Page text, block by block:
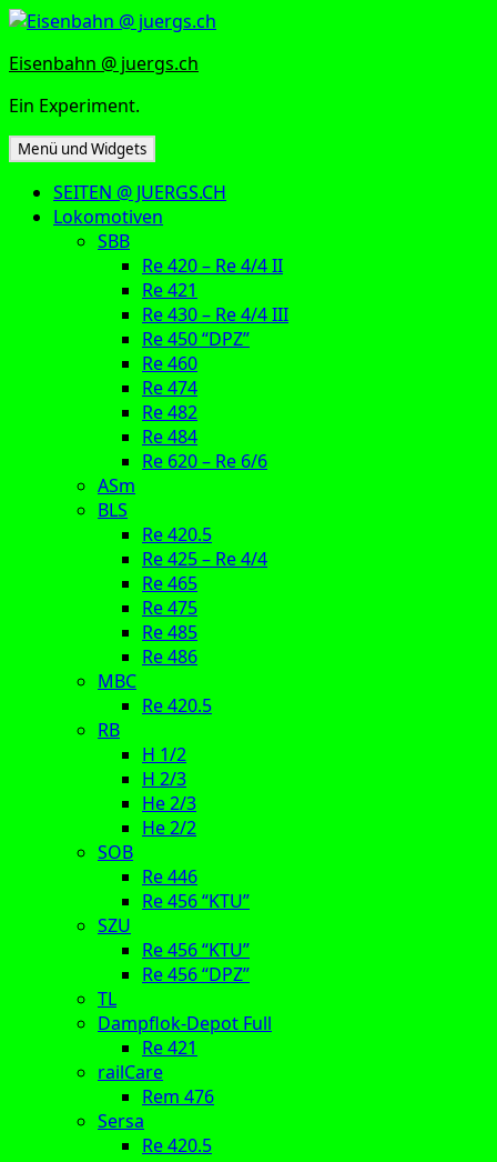
Zum
springen
Eisenbahn @ juergs.ch
Ein Experiment.
Menü und Widgets
SEITEN @ JUERGS.CH
Lokomotiven
SBB
Re 420 – Re 4/4 II
Re 421
Re 430 – Re 4/4 III
Re 450 “DPZ”
Re 460
Re 474
Re 482
Re 484
Re 620 – Re 6/6
ASm
BLS
Re 420.5
Re 425 – Re 4/4
Re 465
Re 475
Re 485
Re 486
MBC
Re 420.5
RB
H 1/2
H 2/3
He 2/3
He 2/2
SOB
Re 446
Re 456 “KTU”
SZU
Re 456 “KTU”
Re 456 “DPZ”
TL
Dampflok-Depot Full
Re 421
railCare
Rem 476
Sersa
Re 420.5